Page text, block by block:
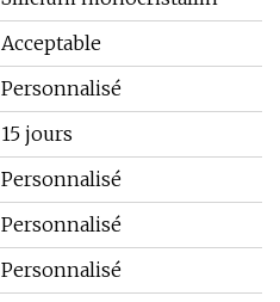
Acceptable
Personnalisé
15 jours
Personnalisé
Personnalisé
Personnalisé